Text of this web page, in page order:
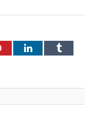
PinterestLinkedInTumblr